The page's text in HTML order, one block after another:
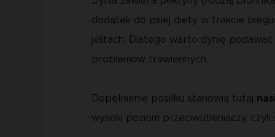
dodatek do psiej diety w trakcie
jelitach. Dlatego warto dynię
problemów trawiennych.
Dopełnienie posiłku stanowią tutaj
wysoki poziom przeciwutleniaczy, czyli